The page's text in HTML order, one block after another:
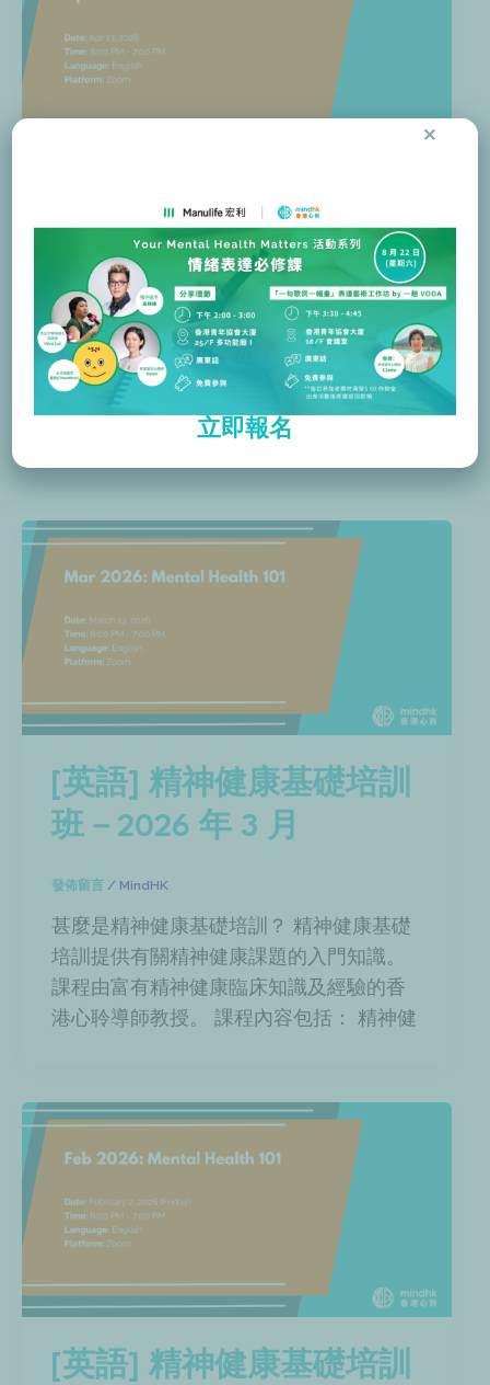
[英語] 精神健康基礎培訓
班－2026 年 4 月
發佈留言 /MindHK
甚麼是精神健康基礎培訓？ 精神健康基礎
培訓提供有關精神健康課題的入門知識。
課程由富有精神健康臨床知識及經驗的香
港心聆導師教授。 課程內容包括： 精神健
[英語] 精神健康基礎培訓
班－2026 年 3 月
發佈留言 / MindHK
甚麼是精神健康基礎培訓？ 精神健康基礎
培訓提供有關精神健康課題的入門知識。
課程由富有精神健康臨床知識及經驗的香
港心聆導師教授。 課程內容包括： 精神健
[英語] 精神健康基礎培訓
立即報名
×